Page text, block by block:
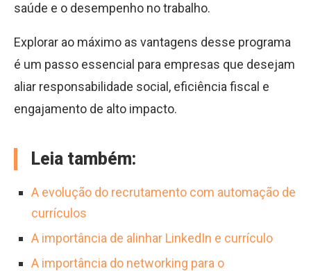
saúde e o desempenho no trabalho.
Explorar ao máximo as vantagens desse programa
é um passo essencial para empresas que desejam
aliar responsabilidade social, eficiência fiscal e
engajamento de alto impacto.
Leia também:
A evolução do recrutamento com automação de
currículos
A importância de alinhar LinkedIn e currículo
A importância do networking para o